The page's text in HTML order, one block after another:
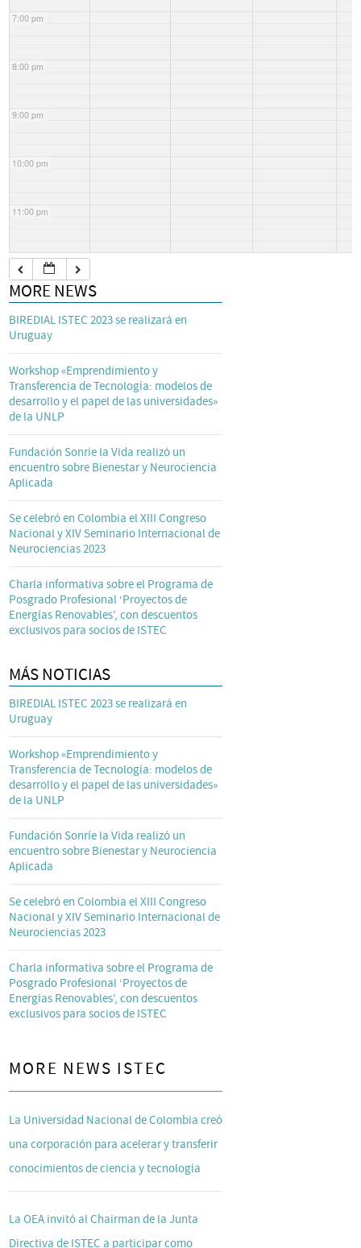
7:00 pm
8:00 pm
9:00 pm
10:00 pm
11:00 pm
MORE NEWS
BIREDIAL ISTEC 2023 se realizará en
Uruguay
Workshop «Emprendimiento y
Transferencia de Tecnología: modelos de
desarrollo y el papel de las universidades»
de la UNLP
Fundación Sonríe la Vida realizó un
encuentro sobre Bienestar y Neurociencia
Aplicada
Se celebró en Colombia el XIII Congreso
Nacional y XIV Seminario Internacional de
Neurociencias 2023
Charla informativa sobre el Programa de
Posgrado Profesional ‘Proyectos de
Energías Renovables’, con descuentos
exclusivos para socios de ISTEC
MÁS NOTICIAS
BIREDIAL ISTEC 2023 se realizará en
Uruguay
Workshop «Emprendimiento y
Transferencia de Tecnología: modelos de
desarrollo y el papel de las universidades»
de la UNLP
Fundación Sonríe la Vida realizó un
encuentro sobre Bienestar y Neurociencia
Aplicada
Se celebró en Colombia el XIII Congreso
Nacional y XIV Seminario Internacional de
Neurociencias 2023
Charla informativa sobre el Programa de
Posgrado Profesional ‘Proyectos de
Energías Renovables’, con descuentos
exclusivos para socios de ISTEC
MORE NEWS ISTEC
La Universidad Nacional de Colombia creó
una corporación para acelerar y transferir
conocimientos de ciencia y tecnología
La OEA invitó al Chairman de la Junta
Directiva de ISTEC a participar como